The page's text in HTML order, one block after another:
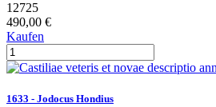
12725
490,00 €
Kaufen
1633 - Jodocus Hondius